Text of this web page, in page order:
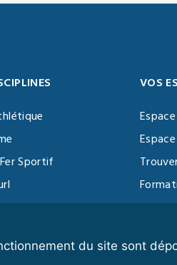
du site sont
Sportif
Training
VOS